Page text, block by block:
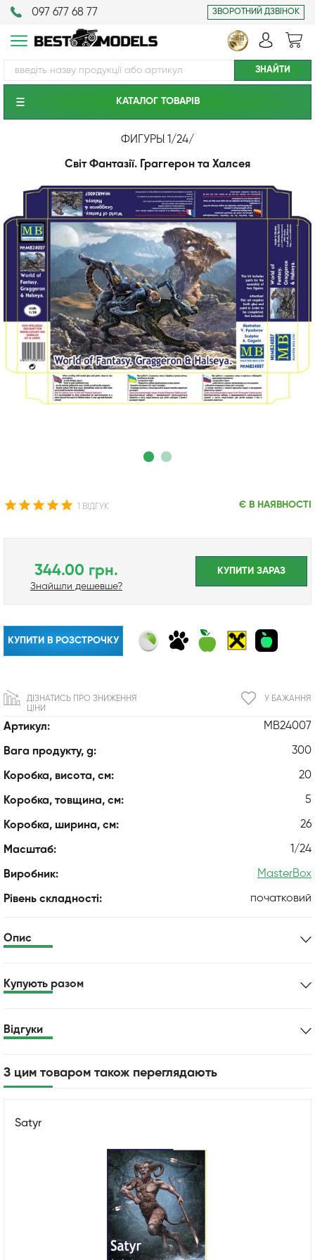
097 677 68 77 ЗВОРОТНИЙ ДЗВІНОК
КАТАЛОГ ТОВАРIВ
ФИГУРЫ 1/24/
Світ Фантазії. Граггерон та Халсея
1 ВІДГУК Є В НАЯВНОСТІ
Артикул: MB24007
Вага продукту, g: 300
Коробка, висота, см: 20
Коробка, товщина, см: 5
Коробка, ширина, см: 26
Масштаб: 1/24
Виробник: MasterBox
Рівень складності: початковий
344.00 грн.
Знайшли дешевше?
КУПИТИ ЗАРАЗ
КУПИТИ В РОЗСТРОЧКУ
У БАЖАННЯ
ДІЗНАТИСЬ ПРО ЗНИЖЕННЯ
ЦІНИ
Опис
Купують разом
Відгуки
З цим товаром також переглядають
Satyr